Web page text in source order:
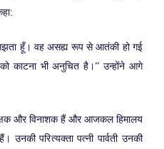
हूँ। वह असह्य रूप से आतंकी हो गई
काटना भी अनुचित है।” उन्होंने आगे
और विनाशक हैं और आजकल हिमालय
परित्यक्ता पत्नी पार्वती उनकी